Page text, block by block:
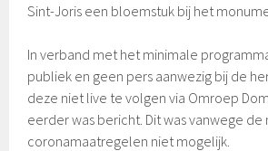
Sint-Joris een bloemstuk bij het
In verband met het minimale
publiek en geen pers aanwezig bij de
deze niet live te volgen via Omroep
eerder was bericht. Dit was vanwege
coronamaatregelen niet mogelijk.